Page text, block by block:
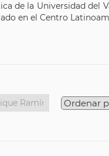
de la Universidad del
en el Centro